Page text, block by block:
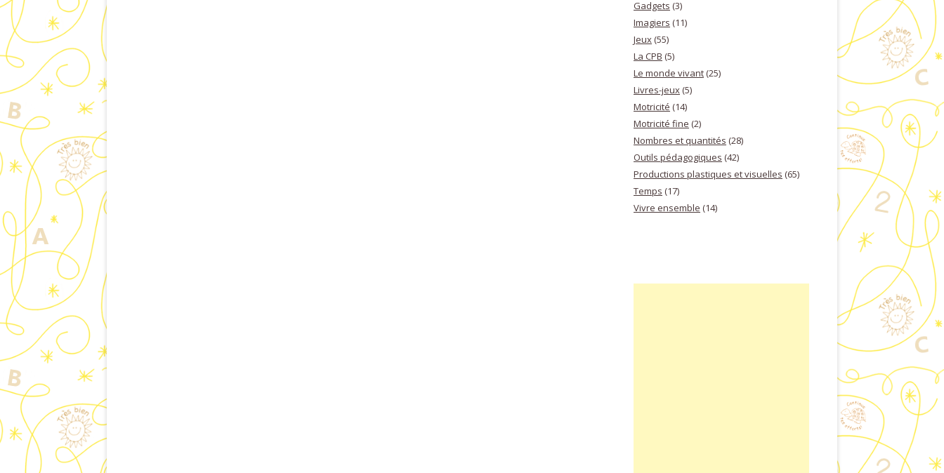
Gadgets (3)
Imagiers (11)
Jeux (55)
La CPB (5)
Le monde vivant (25)
Livres-jeux (5)
Motricité (14)
Motricité fine (2)
Nombres et quantités (28)
Outils pédagogiques (42)
Productions plastiques et visuelles (65)
Temps (17)
Vivre ensemble (14)